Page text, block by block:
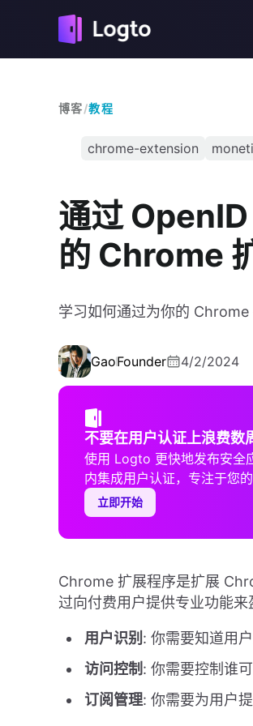
博客/教程
chrome-extension
通过
的 Chrome
学习如何通过为你的 Chrome
GaoFounder 4/2/2024
不要在用户认证上浪费数
使用 Logto 更快地发布安全
内集成用户认证，专注于您的
立即开始
Chrome 扩展程序是扩展
过向付费用户提供专业功能来
用户识别 : 你需要知道用
访问控制: 你需要控制谁
订阅管理: 你需要为用户